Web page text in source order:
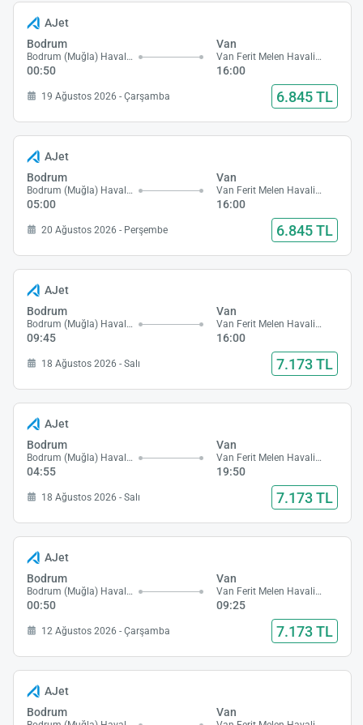
AJet
Bodrum
Bodrum (Muğla) Havalimanı
00:50
Van
Van Ferit Melen Havalimanı
16:00
19 Ağustos 2026 - Çarşamba 6.845 TL
AJet
Bodrum
Bodrum (Muğla) Havalimanı
05:00
Van
Van Ferit Melen Havalimanı
16:00
20 Ağustos 2026 - Perşembe 6.845 TL
AJet
Bodrum
Bodrum (Muğla) Havalimanı
09:45
Van
Van Ferit Melen Havalimanı
16:00
18 Ağustos 2026 - Salı 7.173 TL
AJet
Bodrum
Bodrum (Muğla) Havalimanı
04:55
Van
Van Ferit Melen Havalimanı
19:50
18 Ağustos 2026 - Salı 7.173 TL
AJet
Bodrum
Bodrum (Muğla) Havalimanı
00:50
Van
Van Ferit Melen Havalimanı
09:25
12 Ağustos 2026 - Çarşamba 7.173 TL
AJet
Bodrum
Van